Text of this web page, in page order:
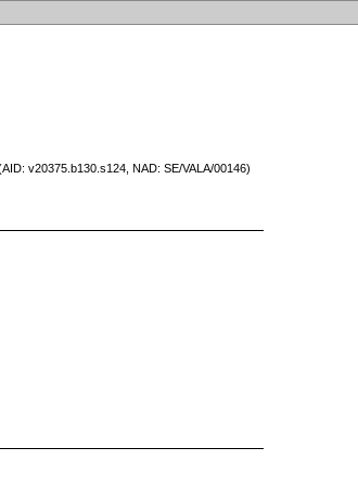
v20375.b130.s124, NAD: SE/VALA/00146)